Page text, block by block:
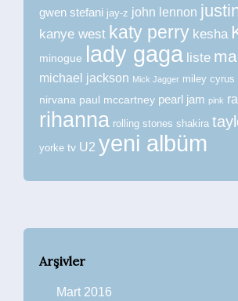
gwen stefani jay-z john lennon
kanye west katy perry kesha
minogue lady gaga liste
michael jackson Mick Jagger miley cyrus
nirvana paul mccartney pearl jam pink
rihanna rolling stones shakira
yorke tv U2 yeni albüm
Arşivler
Mart 2016